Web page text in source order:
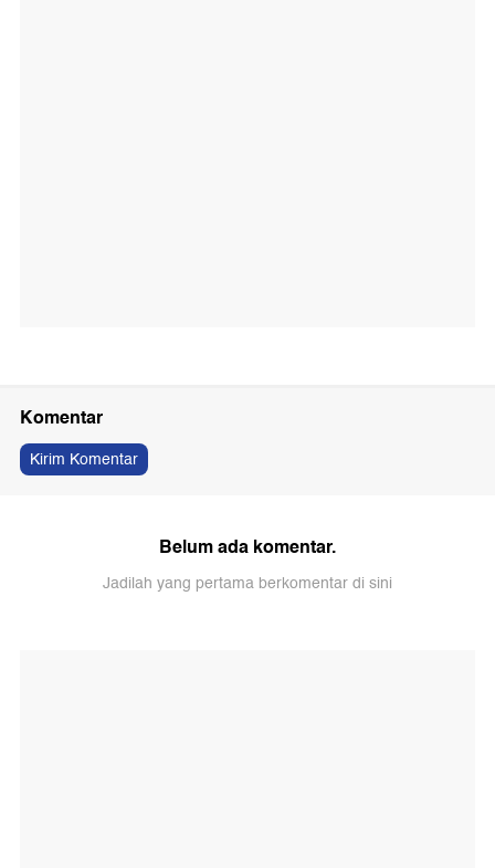
Komentar
Kirim Komentar
Belum ada komentar.
Jadilah yang pertama berkomentar di sini